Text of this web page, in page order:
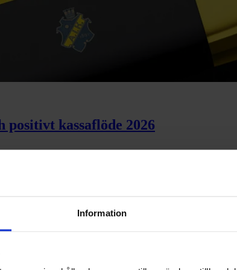
Information
positivt kassaflöde 2026
2026